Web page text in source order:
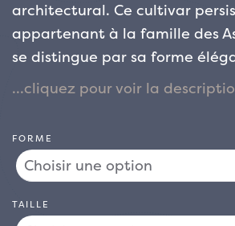
architectural. Ce cultivar
appartenant à la famille des
se distingue par sa forme
structure graphique, idéale
méditerranéens. Ses feuilles,
ruban, longues et légèrement
présentent une couleur
un violet très foncé tirant sur
FORME
TAILLE